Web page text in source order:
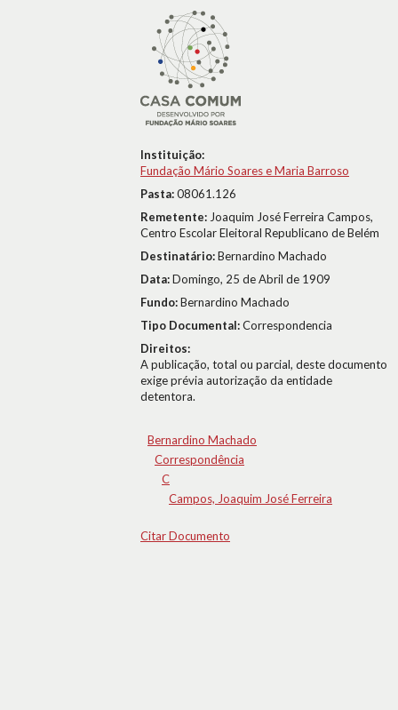
Instituição:
Fundação Mário Soares e Maria Barroso
Pasta:08061.126
Remetente: Joaquim José Ferreira Campos,
Centro Escolar Eleitoral Republicano de Belém
Destinatário:Bernardino Machado
Data:Domingo, 25 de Abril de 1909
Fundo:Bernardino Machado
Tipo Documental:Correspondencia
Direitos:
A publicação, total ou parcial, deste documento
exige prévia autorização da entidade
detentora.
Bernardino Machado
Correspondência
C
Campos, Joaquim José Ferreira
Citar Documento